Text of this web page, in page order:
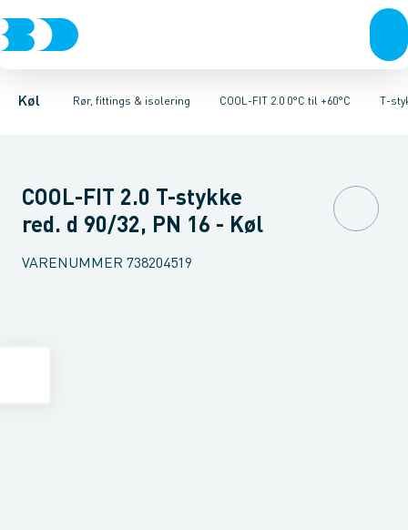
Køl Rør, fittings & isolering
KompressorerKondenseringsaggregaterFordampere
COOL-FIT 2.0 0°C til +60°C
Kølekobberrør, fittings & tilbehørCOOL-FIT 2.0 0°C til +60°C
T-
Rør 2.0 Vinkler 90gr. 2.0Vinkler 45gr. 2.0 T-stykker 2.0 Unioner
COOL-FIT 2.0 T-stykke
red. d 90/32, PN 16 - Køl
VARENUMMER 738204519